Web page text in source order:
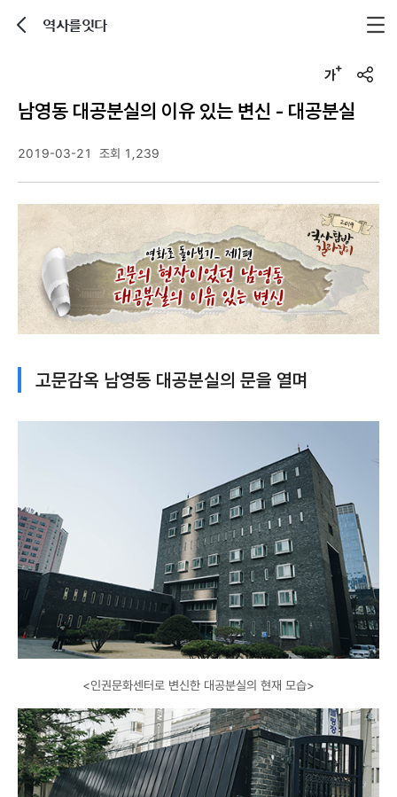
역사를잇다
u
남영동 대공분실의 이유 있는 변신 - 대공분실
2019-03-21 조회 1,239
고문감옥 남영동 대공분실의 문을 열며
<인권문화센터로 변신한 대공분실의 현재 모습>